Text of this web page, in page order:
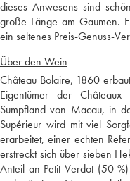
dieses Anwesens sind
große Länge am Gaumen.
ein seltenes Preis-Genuss-
Über den Wein
Château Bolaire, 1860
Eigentümer der
Sumpfland von Macau, in
Supérieur wird mit viel
erarbeitet, einer echten
erstreckt sich über sieben
Anteil an Petit Verdot (50